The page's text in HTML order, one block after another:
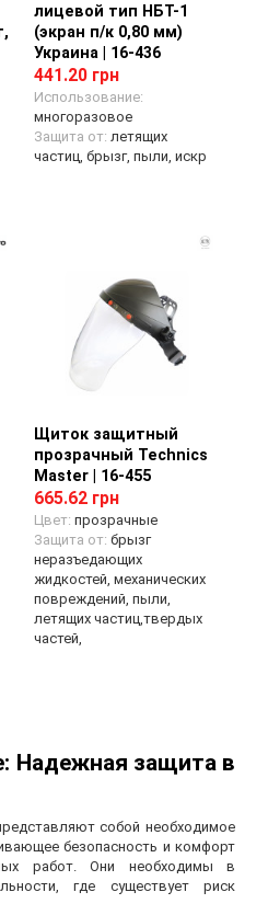
лицевой тип НБТ-1
(экран п/к 0,80 мм)
Украина | 16-436
441.20 грн
Использование:
многоразовое
Защита от: летящих
частиц, брызг, пыли, искр
Просмотр товара
Щиток защитный
прозрачный Technics
Master | 16-455
665.62 грн
Цвет: прозрачные
Защита от: брызг
неразъедающих
жидкостей, механических
повреждений, пыли,
летящих частиц,твердых
частей,
Надежная защита в
собой необходимое
безопасность и комфорт
работ. Они необходимы в
где существует риск